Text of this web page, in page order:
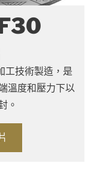
技術製造，是
溫度和壓力下以
。